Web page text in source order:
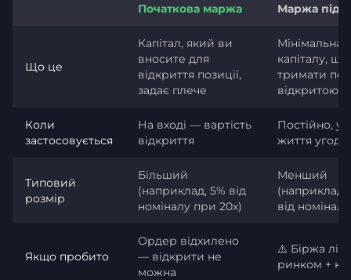
Початкова маржа Маржа
Що це
Капітал, який ви
вносите для
відкриття позиції,
задає плече
Мінімальна
капіталу,
тримати
відкритою
Коли
застосовується
На вході — вартість
відкриття
Постійно,
життя угоди
Типовий
розмір
Більший
(наприклад, 5% від
номіналу при 20x)
Менший
(наприклад,
від
Якщо пробито
Ордер відхилено
— відкрити не
можна
⚠️ Біржа
ринком +